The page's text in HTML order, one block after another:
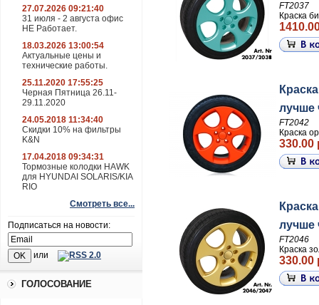
27.07.2026 09:21:40
31 июля - 2 августа офис
НЕ Работает.
18.03.2026 13:00:54
Актуальные цены и
технические работы.
25.11.2020 17:55:25
Черная Пятница 26.11-
29.11.2020
24.05.2018 11:34:40
Скидки 10% на фильтры
K&N
17.04.2018 09:34:31
Тормозные колодки HAWK
для HYUNDAI SOLARIS/KIA
RIO
Смотреть все...
Подписаться на новости:
или
ГОЛОСОВАНИЕ
FT2037
Краска
лучше
FT2042
Краска
330.00
лучше
FT2046
Краска
330.00